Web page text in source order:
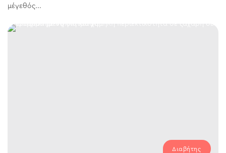
μέγεθός...
Διαβήτης